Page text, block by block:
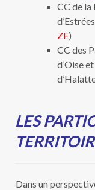
CC de la
ZE)
CC des
d’Oise et
LES
Dans un